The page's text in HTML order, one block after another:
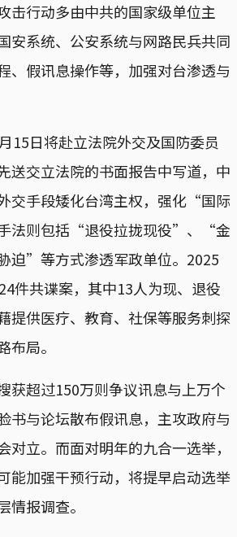
击行动多由中共的国家级单位主
安系统、公安系统与网路民兵共同
、假讯息操作等，加强对台渗透与
15日将赴立法院外交及国防委员
送交立法院的书面报告中写道，中
交手段矮化台湾主权，强化“国际
法则包括“退役拉拢现役”、“金
”等方式渗透军政单位。2025
件共谍案，其中13人为现、退役
提供医疗、教育、社保等服务刺探
布局。
获超过150万则争议讯息与上万个
书与论坛散布假讯息，主攻政府与
对立。而面对明年的九合一选举，
能加强干预行动，将提早启动选举
情报调查。